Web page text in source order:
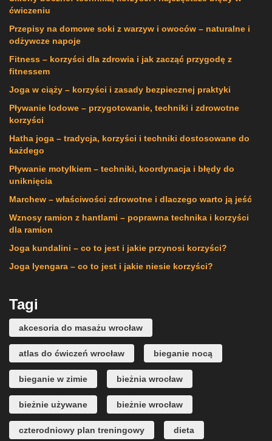
ćwiczeniu
Przepisy na domowe soki z warzyw i owoców – naturalne i
odżywcze napoje
Fitness – korzyści dla zdrowia i jak zacząć przygodę z
fitnessem
Joga w ciąży – korzyści i zasady bezpiecznej praktyki
Pływanie lodowe – przygotowanie, techniki i zdrowotne
korzyści
Hatha joga – tradycja, korzyści i techniki dostosowane do
każdego
Pływanie motylkiem – techniki, koordynacja i błędy do
uniknięcia
Marchew – właściwości zdrowotne i dlaczego warto ją jeść
Wznosy ramion z hantlami – poprawna technika i korzyści
dla ramion
Joga kundalini – co to jest i jakie przynosi korzyści?
Joga Iyengara – co to jest i jakie niesie korzyści?
Tagi
akcesoria do masażu wrocław
atlas do ćwiczeń wrocław bieganie nocą
bieganie w zimie bieżnia wrocław
bieżnie używane bieżnie wrocław
czterodniowy plan treningowy dieta